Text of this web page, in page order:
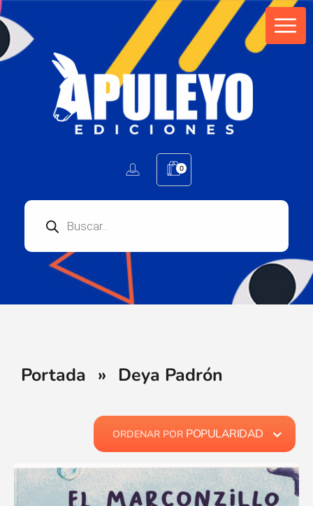
0
Portada » Deya Padrón
ORDENAR POR POPULARIDAD